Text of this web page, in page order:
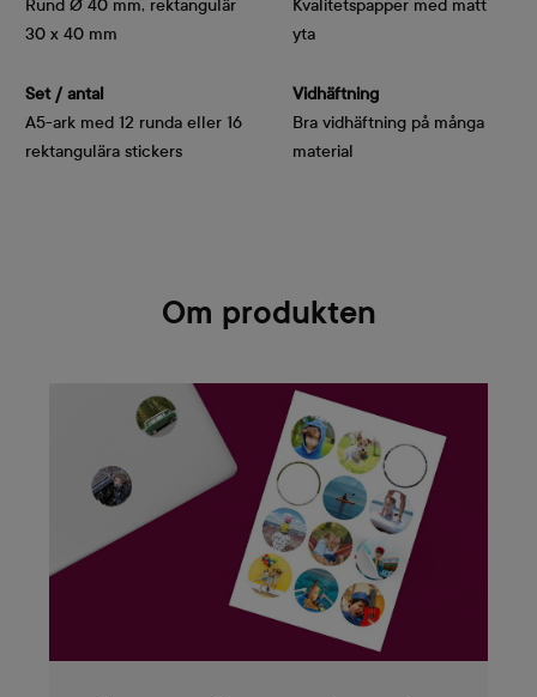
Rund Ø 40 mm, rektangulär
30 x 40 mm
Set / antal
A5-ark med 12 runda eller 16
Kvalitetspapper med matt
yta
Vidhäftning
Bra vidhäftning på många
material
Om produkten